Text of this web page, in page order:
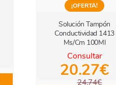
¡OFERTA!
Solución Tampón
Conductividad 1413
Ms/Cm 100Ml
Consultar
20.27€
24.74€